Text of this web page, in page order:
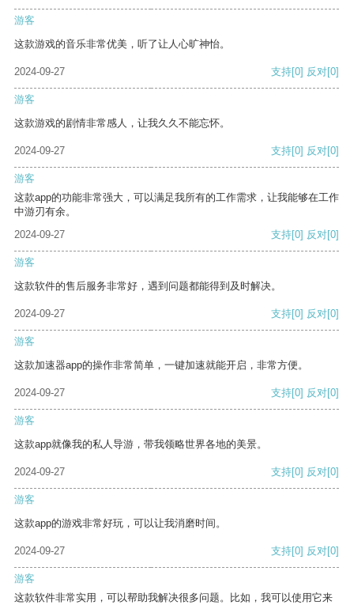
游客
这款游戏的音乐非常优美，听了让人心旷神怡。
2024-09-27 支持[0] 反对[0]
游客
这款游戏的剧情非常感人，让我久久不能忘怀。
2024-09-27 支持[0] 反对[0]
游客
这款app的功能非常强大，可以满足我所有的工作需求，让我能够在工作
中游刃有余。
2024-09-27
支持[0] 反对[0]
游客
这款软件的售后服务非常好，遇到问题都能得到及时解决。
2024-09-27 支持[0] 反对[0]
游客
这款加速器app的操作非常简单，一键加速就能开启，非常方便。
2024-09-27 支持[0] 反对[0]
游客
这款app就像我的私人导游，带我领略世界各地的美景。
2024-09-27 支持[0] 反对[0]
游客
这款app的游戏非常好玩，可以让我消磨时间。
2024-09-27 支持[0] 反对[0]
游客
这款软件非常实用，可以帮助我解决很多问题。比如，我可以使用它来